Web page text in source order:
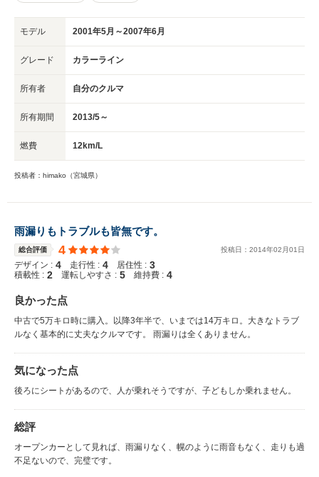
モデル 2001年5月～2007年6月
グレード カラーライン
所有者 自分のクルマ
所有期間 2013/5～
燃費 12km/L
投稿者：himako（宮城県）
雨漏りもトラブルも皆無です。
総合評価 4 投稿日： 2014年02 月01 日
デザイン : 4 走行性 : 4 居住性 : 3
積載性 : 2 運転しやすさ : 5 維持費 : 4
良かった点
中古で5万キロ時に購入。以降3年半で、いまでは14万キロ。大きなトラブ
ルなく基本的に丈夫なクルマです。 雨漏りは全くありません。
気になった点
後ろにシートがあるので、人が乗れそうですが、子どもしか乗れません。
総評
オープンカーとして見れば、雨漏りなく、幌のように雨音もなく、走りも過
不足ないので、完璧です。